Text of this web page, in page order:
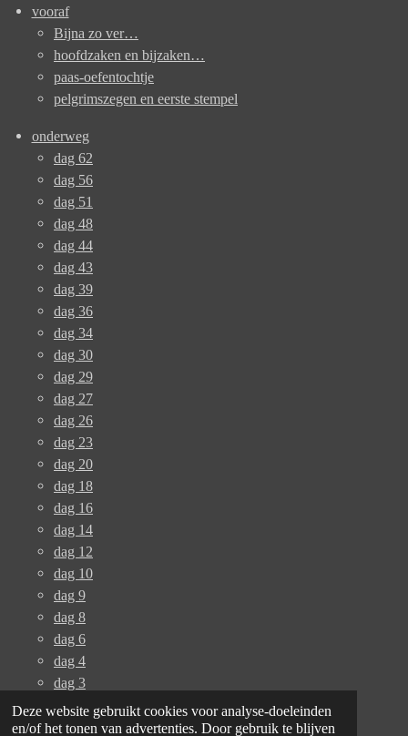
Deze website gebruikt cookies voor analyse-doeleinden
en/of het tonen van advertenties. Door gebruik te blijven
vooraf
Bijna zo ver…
hoofdzaken en bijzaken…
paas-oefentochtje
pelgrimszegen en eerste stempel
onderweg
dag 62
dag 56
dag 51
dag 48
dag 44
dag 43
dag 39
dag 36
dag 34
dag 30
dag 29
dag 27
dag 26
dag 23
dag 20
dag 18
dag 16
dag 14
dag 12
dag 10
dag 9
dag 8
dag 6
dag 4
dag 3
dag 2
dag 1